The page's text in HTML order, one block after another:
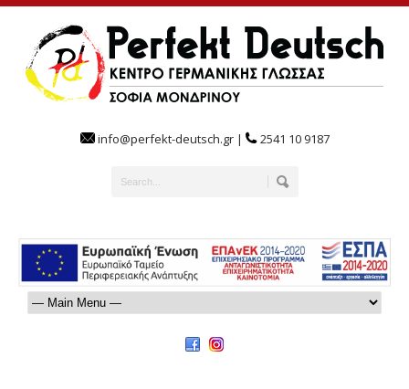
info@perfekt-deutsch.gr | 2541 10 9187